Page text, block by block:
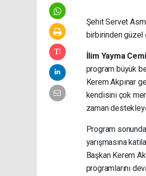
Şehit Servet
birbirinden
İlim Yayma
program büyük
Kerem Akpınar
kendisini çok
zaman
Program
yarışmasına
Başkan Kerem
programlarını